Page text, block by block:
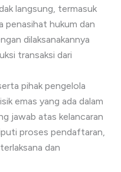
langsung, termasuk
penasihat hukum dan
dilaksanakannya
transaksi dari
pihak pengelola
emas yang ada dalam
jawab atas kelancaran
proses pendaftaran,
dan